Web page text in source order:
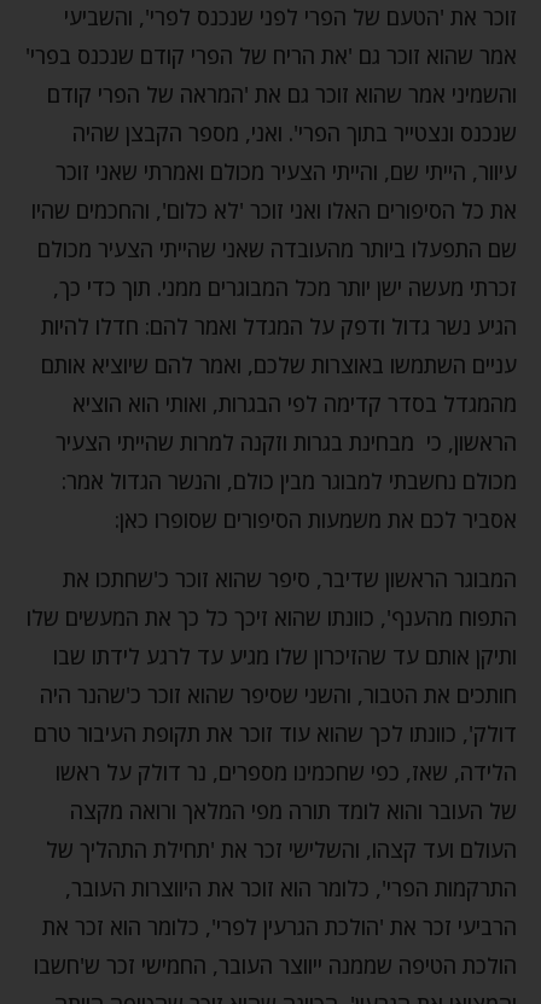
זוכר את 'הטעם של הפרי לפני שנכנס לפרי', והשביעי
אמר שהוא זוכר גם 'את הריח של הפרי קודם שנכנס בפרי'
והשמיני אמר שהוא זוכר גם את 'המראה של הפרי קודם
שנכנס ונצטייר בתוך הפרי'. ואני, מספר הקבצן שהיה
עיוור, הייתי שם, והייתי הצעיר מכולם ואמרתי שאני זוכר
את כל הסיפורים האלו ואני זוכר 'לא כלום', והחכמים שהיו
שם התפעלו ביותר מהעובדה שאני שהייתי הצעיר מכולם
זכרתי מעשה ישן יותר מכל המבוגרים ממני. תוך כדי כך,
הגיע נשר גדול ודפק על המגדל ואמר להם: חדלו להיות
עניים השתמשו באוצרות שלכם, ואמר להם שיוציא אותם
מהמגדל בסדר קדימה לפי הבגרות, ואותי הוא הוציא
הראשון, כי מבחינת בגרות וזקנה למרות שהייתי הצעיר
מכולם נחשבתי למבוגר מבין כולם, והנשר הגדול אמר:
אסביר לכם את משמעות הסיפורים שסופרו כאן:
המבוגר הראשון שדיבר, סיפר שהוא זוכר כ'שחתכו את
התפוח מהענף', כוונתו שהוא זיכך כל כך את המעשים שלו
ותיקן אותם עד שהזיכרון שלו מגיע עד לרגע לידתו שבו
חותכים את הטבור, והשני שסיפר שהוא זוכר כ'שהנר היה
דולק', כוונתו לכך שהוא עוד זוכר את תקופת העיבור טרם
הלידה, שאז, כפי שחכמינו מספרים, נר דולק על ראשו
של העובר והוא לומד תורה מפי המלאך ורואה מקצה
העולם ועד קצהו, והשלישי זכר את 'תחילת התהליך של
התרקמות הפרי', כלומר הוא זוכר את היווצרות העובר,
הרביעי זכר את 'הולכת הגרעין לפרי', כלומר הוא זכר את
הולכת הטיפה שממנה ייווצר העובר, החמישי זכר ש'חשבו